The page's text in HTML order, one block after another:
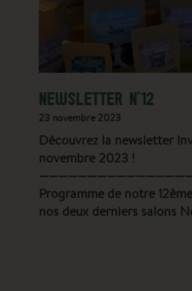
NEWSLETTER N°12
23 novembre 2023
Découvrez la newsletter
novembre 2023 !
Programme de notre
nos deux derniers salons